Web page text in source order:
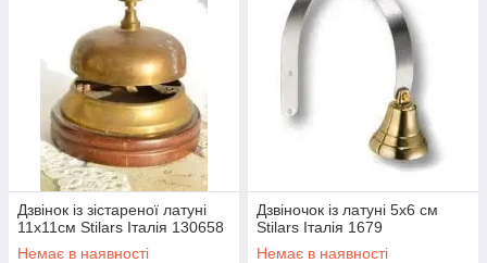
Дзвінок із зістареної латуні
11х11см Stilars Італія 130658
Немає в наявності
Дзвіночок із латуні 5х6 см
Stilars Італія 1679
Немає в наявності